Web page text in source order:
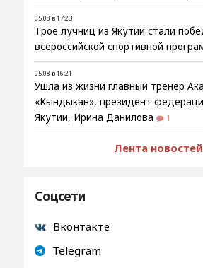
05.08 в 17:23
Трое лучниц из Якутии стали
всероссийской спортивной
05.08 в 16:21
Ушла из жизни главный тренер
«Кындыкан», президент
Якутии, Ирина Данилова
1
Лента новостей
Соцсети
Вконтакте
Telegram